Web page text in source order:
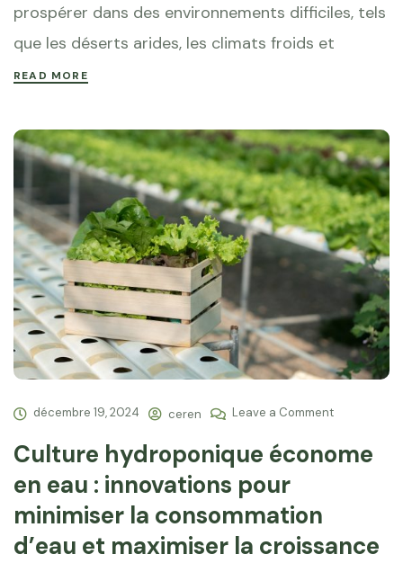
prospérer dans des environnements difficiles, tels
que les déserts arides, les climats froids et
READ MORE
décembre 19, 2024 ceren Leave a Comment
Culture hydroponique économe
en eau : innovations pour
minimiser la consommation
d’eau et maximiser la croissance